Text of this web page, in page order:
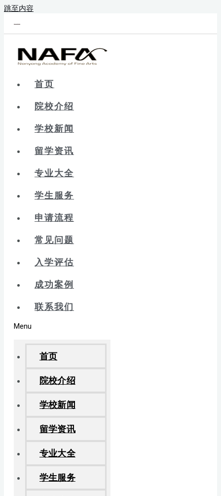
跳至内容
首页
院校介绍
学校新闻
留学资讯
专业大全
学生服务
申请流程
常见问题
入学评估
成功案例
联系我们
Menu
首页
院校介绍
学校新闻
留学资讯
专业大全
学生服务